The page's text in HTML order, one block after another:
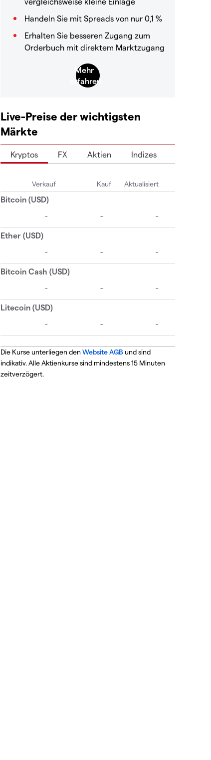
Handeln Sie mit Spreads von nur 0,1 %
Erhalten Sie besseren Zugang zum
Orderbuch mit direktem Marktzugang
Live-Preise der wichtigsten
Märkte
Kryptos FX Aktien Indizes
Die Kurse unterliegen den Website AGB und sind
indikativ. Alle Aktienkurse sind mindestens 15 Minuten
zeitverzögert.